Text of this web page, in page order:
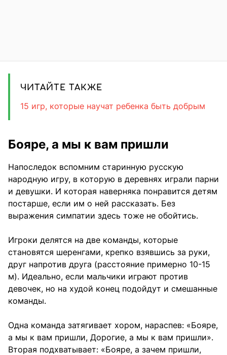
ЧИТАЙТЕ ТАКЖЕ
15 игр, которые научат ребенка быть добрым
Бояре, а мы к вам пришли
Напоследок вспомним старинную русскую
народную игру, в которую в деревнях играли парни
и девушки. И которая наверняка понравится детям
постарше, если им о ней рассказать. Без
выражения симпатии здесь тоже не обойтись.
Игроки делятся на две команды, которые
становятся шеренгами, крепко взявшись за руки,
друг напротив друга (расстояние примерно 10-15
м). Идеально, если мальчики играют против
девочек, но на худой конец подойдут и смешанные
команды.
Одна команда затягивает хором, нараспев: «Бояре,
а мы к вам пришли, Дорогие, а мы к вам пришли».
Вторая подхватывает: «Бояре, а зачем пришли,